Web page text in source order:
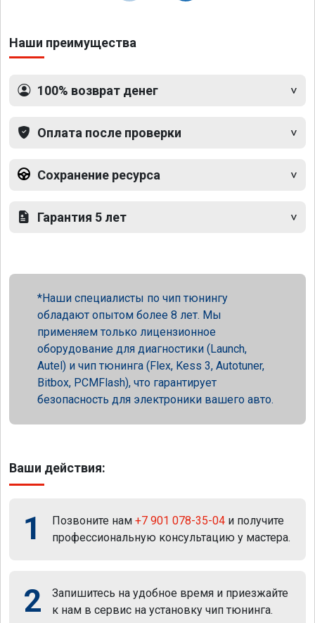
Наши преимущества
100% возврат денег
Оплата после проверки
Сохранение ресурса
Гарантия 5 лет
Наши специалисты по чип тюнингу
обладают опытом более 8 лет. Мы
применяем только лицензионное
оборудование для диагностики (Launch,
Autel) и чип тюнинга (Flex, Kess 3, Autotuner,
Bitbox, PCMFlash), что гарантирует
безопасность для электроники вашего авто.
Ваши действия:
1 Позвоните нам +7 901 078-35-04 и получите
профессиональную консультацию у мастера.
2
Запишитесь на удобное время и приезжайте
к нам в сервис на установку чип тюнинга.